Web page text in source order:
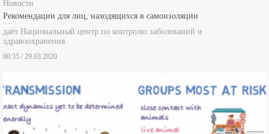
Рекомендации для лиц, находящихся в самоизоляции
даёт Национальный центр по контролю заболеваний и
здравоохранения.
00:35 / 29.03.2020